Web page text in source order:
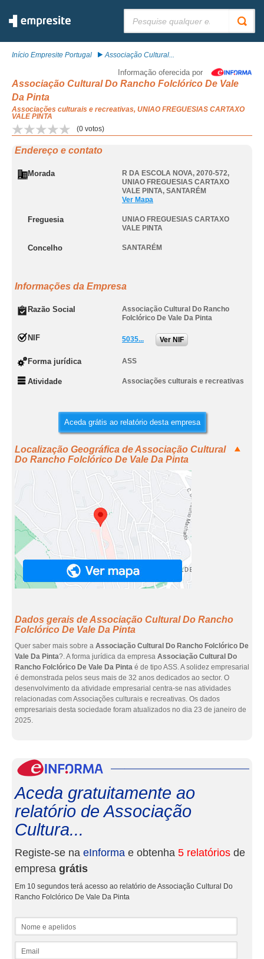
Início Empresite Portugal Associação Cultural...
Informação oferecida por
Associação Cultural Do Rancho Folclórico De Vale
Da Pinta
Associações culturais e recreativas, UNIAO FREGUESIAS CARTAXO
VALE PINTA
(0 votos)
Endereço e contato
Morada R DA ESCOLA NOVA, 2070-572,
UNIAO FREGUESIAS CARTAXO
VALE PINTA, SANTARÉM
Ver Mapa
Freguesia
UNIAO FREGUESIAS CARTAXO
VALE PINTA
Concelho SANTARÉM
Informações da Empresa
Razão Social
Associação Cultural Do Rancho
Folclórico De Vale Da Pinta
NIF 5035... Ver NIF
Forma jurídica ASS
Atividade Associações culturais e recreativas
Aceda grátis ao relatório desta empresa
Localização Geográfica de Associação Cultural
Do Rancho Folclórico De Vale Da Pinta
Dados gerais de Associação Cultural Do Rancho
Folclórico De Vale Da Pinta
Quer saber mais sobre a Associação Cultural Do Rancho Folclórico De
Vale Da Pinta?. A forma jurídica da empresa Associação Cultural Do
Rancho Folclórico De Vale Da Pinta é de tipo ASS. A solidez empresarial
é demonstrada pelos seus mais de 32 anos dedicados ao sector. O
desenvolvimento da atividade empresarial centra-se nas atividades
relacionadas com Associações culturais e recreativas. Os dados
empresariais desta sociedade foram atualizados no dia 23 de janeiro de
2025.
Aceda gratuitamente ao
relatório de Associação
Cultura...
Registe-se na eInforma e obtenha 5 relatórios de
empresa grátis
Em 10 segundos terá acesso ao relatório de Associação Cultural Do
Rancho Folclórico De Vale Da Pinta